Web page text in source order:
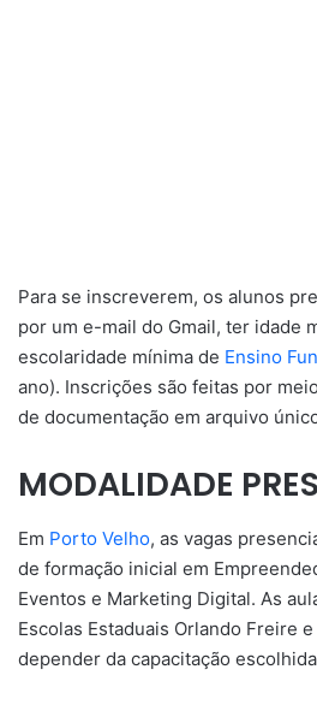
Para se inscreverem, os alunos
por um e-mail do Gmail, ter idade
escolaridade mínima de Ensino
ano). Inscrições são feitas por
de documentação em arquivo
MODALIDADE
Em Porto Velho, as vagas
de formação inicial em
Eventos e Marketing Digital. As
Escolas Estaduais Orlando Freire
depender da capacitação